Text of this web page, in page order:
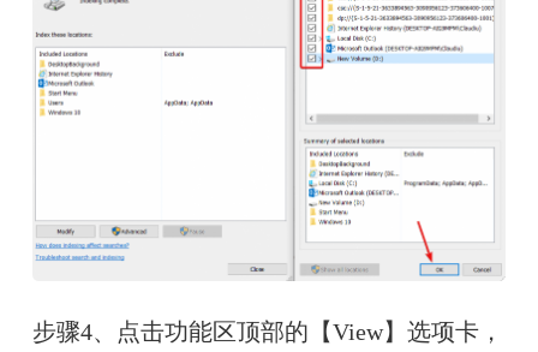
步骤4、点击功能区顶部的【View】选项卡，